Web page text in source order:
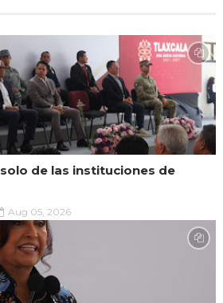
de las instituciones de
Aug 05, 2026